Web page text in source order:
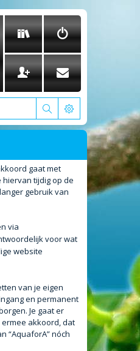
gaat met
tijdig op de
gebruik van
via
voor wat
website
van je eigen
en permanent
Je gaat er
akkoord, dat
“AquaforA” nóch